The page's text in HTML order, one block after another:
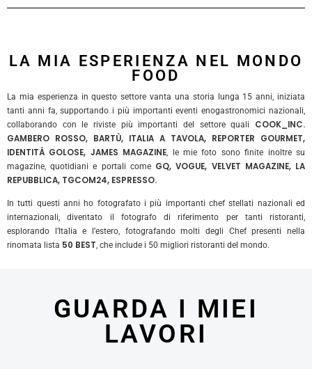
LA MIA ESPERIENZA NEL MONDO
FOOD
La mia esperienza in questo settore vanta una storia lunga 15 anni, iniziata
tanti anni fa, supportando i più importanti eventi enogastronomici nazionali,
collaborando con le riviste più importanti del settore quali COOK_INC.
GAMBERO ROSSO, BARTÙ, ITALIA A TAVOLA, REPORTER GOURMET,
IDENTITÁ GOLOSE, JAMES MAGAZINE, le mie foto sono finite inoltre su
magazine, quotidiani e portali come GQ, VOGUE, VELVET MAGAZINE, LA
REPUBBLICA, TGCOM24, ESPRESSO.
In tutti questi anni ho fotografato i più importanti chef stellati nazionali ed
internazionali, diventato il fotografo di riferimento per tanti ristoranti,
esplorando l’Italia e l’estero, fotografando molti degli Chef presenti nella
rinomata lista 50 BEST, che include i 50 migliori ristoranti del mondo.
GUARDA I MIEI
LAVORI